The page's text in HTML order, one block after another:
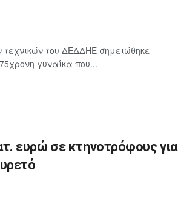
του ΔΕΔΔΗΕ σημειώθηκε
γυναίκα που...
ευρώ σε κτηνοτρόφους για